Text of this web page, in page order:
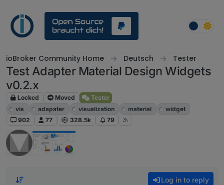
ioBroker Community Home Deutsch Tester
Test Adapter Material Design Widgets
v0.2.x
Locked Moved
Tester
vis
adapater visualization material
widget
902
77 328.5k 79
Log in to reply